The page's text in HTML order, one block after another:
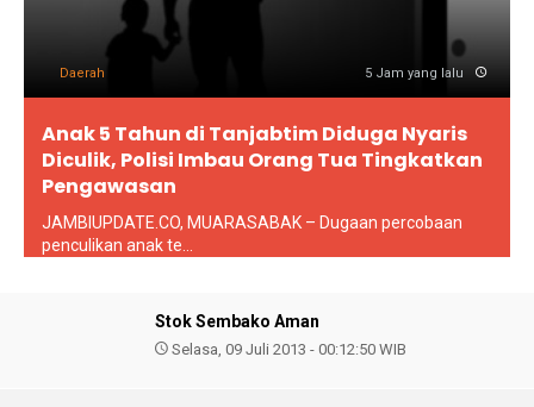
Daerah 5 Jam yang lalu
Anak 5 Tahun di Tanjabtim Diduga Nyaris
Diculik, Polisi Imbau Orang Tua Tingkatkan
Pengawasan
JAMBIUPDATE.CO, MUARASABAK – Dugaan percobaan
penculikan anak te...
Stok Sembako Aman
Selasa, 09 Juli 2013 - 00:12:50 WIB